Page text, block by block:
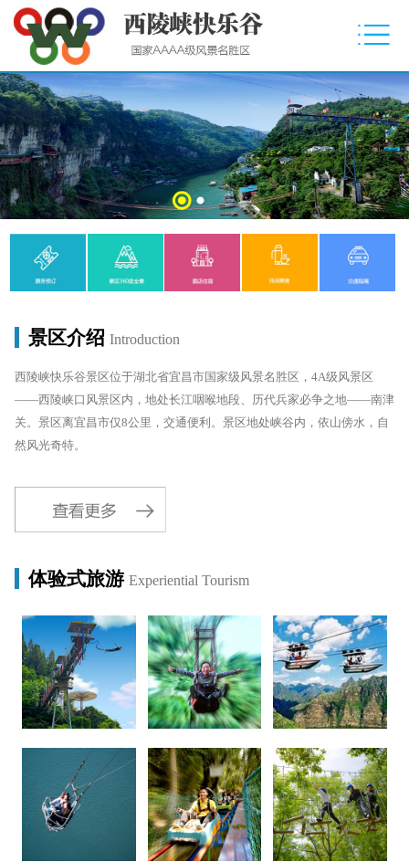
景区介绍 Introduction
西陵峡快乐谷景区位于湖北省宜昌市国家级风景名胜区，4A级风景区
——西陵峡口风景区内，地处长江咽喉地段、历代兵家必争之地——南津
关。景区离宜昌市仅8公里，交通便利。景区地处峡谷内，依山傍水，自
然风光奇特。
体验式旅游 Experiential Tourism